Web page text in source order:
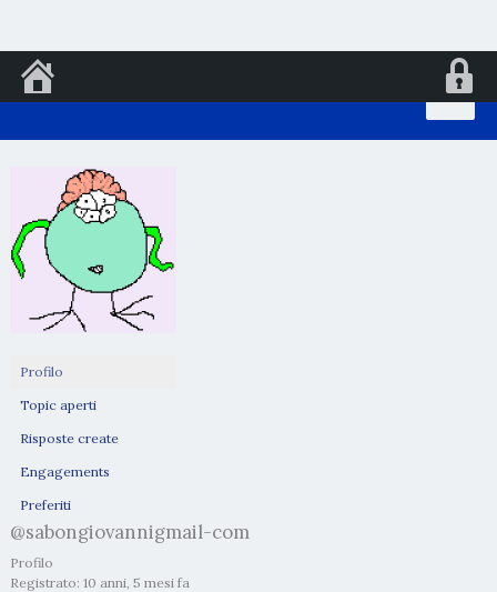
al
Profilo
Topic aperti
Risposte create
Engagements
Preferiti
@sabongiovannigmail-com
Profilo
Registrato: 10 anni, 5 mesi fa